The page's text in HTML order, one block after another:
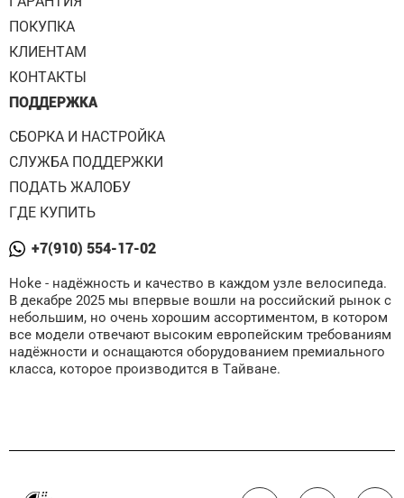
ПОКУПКА
КЛИЕНТАМ
КОНТАКТЫ
ПОДДЕРЖКА
СБОРКА И НАСТРОЙКА
СЛУЖБА ПОДДЕРЖКИ
ПОДАТЬ ЖАЛОБУ
ГДЕ КУПИТЬ
+7(910) 554-17-02
Hoke - надёжность и качество в каждом узле велосипеда.
В декабре 2025 мы впервые вошли на российский рынок с
небольшим, но очень хорошим ассортиментом, в котором
все модели отвечают высоким европейским требованиям
надёжности и оснащаются оборудованием премиального
класса, которое производится в Тайване.